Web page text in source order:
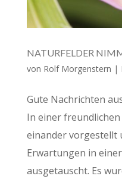
NATURFELDER
von Rolf Morgenstern |
Gute Nachrichten
In einer
einander vorgestellt
Erwartungen in
ausgetauscht. Es